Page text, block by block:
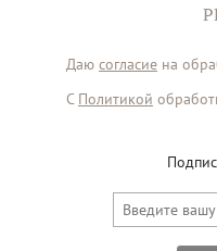
Даю согласие на
С Политикой